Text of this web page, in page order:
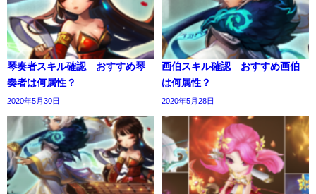
琴奏者スキル確認 おすすめ琴
奏者は何属性？
2020年5月30日
画伯スキル確認 おすすめ画伯
は何属性？
2020年5月28日